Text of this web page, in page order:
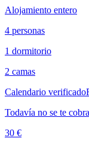
Alojamiento entero
4 personas
1 dormitorio
2 camas
Calendario verificado
Todavía no se te
30 €